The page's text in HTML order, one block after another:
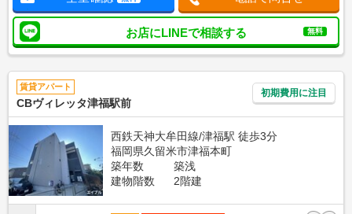
お店にLINEで相談する 無料
賃貸アパート
CBヴィレッタ津福駅前
初期費用に注目
西鉄天神大牟田線/津福駅 徒歩3分
福岡県久留米市津福本町
築年数
築浅
建物階数
2階建